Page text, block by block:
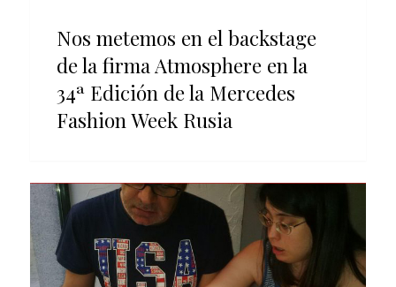
Nos metemos en el backstage
de la firma Atmosphere en la
34ª Edición de la Mercedes
Fashion Week Rusia